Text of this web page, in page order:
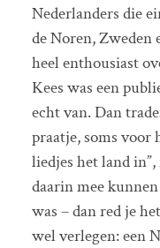
Nederlanders die
de Noren, Zweden
heel enthousiast
Kees was een
echt van. Dan
praatje, soms voor
liedjes het land
daarin mee
was – dan red je
wel verlegen: een